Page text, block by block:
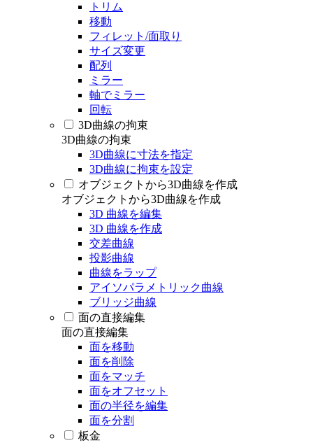
トリム
移動
フィレット/面取り
サイズ変更
配列
ミラー
軸でミラー
回転
3D曲線の拘束
3D曲線の拘束
3D曲線に寸法を指定
3D曲線に拘束を設定
オブジェクトから3D曲線を作成
オブジェクトから3D曲線を作成
3D 曲線を編集
3D 曲線を作成
交差曲線
投影曲線
曲線をラップ
アイソパラメトリック曲線
ブリッジ曲線
面の直接編集
面の直接編集
面を移動
面を削除
面をマッチ
面をオフセット
面の半径を編集
面を分割
板金